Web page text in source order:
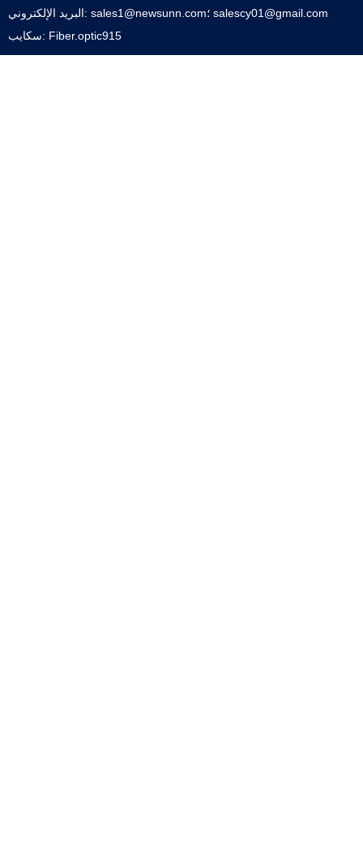
البريد الإلكتروني: sales1@newsunn.com؛ salescy01@gmail.com
سكايب: Fiber.optic915